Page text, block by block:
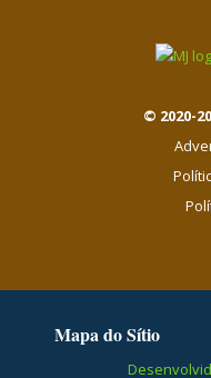
© 2020-
Mapa do Sítio